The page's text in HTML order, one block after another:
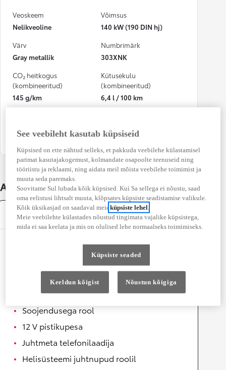
Veoskeem
Nelikveoline
Võimsus
140 kW (190 DIN hj)
Värv
Gray metallik
Numbrimärk
303XNK
CO₂ heitkogus
(kombineeritud)
145 g/km
Kütusekulu
(kombineeritud)
6,4 l / 100 km
Jah
Auto üksikasjad
Varustus
Juhi ja kõrvalistuja ventileeritavad istmed
Automaatselt kokkuklapitavad
küljepeeglid
Soojendusega rool
12 V pistikupesa
Juhtmeta telefonilaadija
Helisüsteemi juhtnupud roolil
See veebileht kasutab küpsiseid
Küpsised on ette nähtud selleks, et pakkuda veebilehe külastamisel
parimat kasutajakogemust, kolmandate osapoolte teenuseid ning
tööriistu ja reklaami, ning aidata meil mõista veebilehe toimimist ja
muuta seda paremaks.
Soovitame Sul lubada kõik küpsised. Kui Sa sellega ei nõustu, saad
oma eelistusi lihtsalt muuta, klõpsates küpsiste seadistamise valikule.
Kõik üksikasjad on saadaval meieküpsiste lehel.
Meie veebilehte külastades nõustud tingimata vajalike küpsistega,
mida ei saa keelata ja mis on olulised lehe normaalseks toimimiseks.
Küpsiste seaded
Keeldun kõigist Nõustun kõigiga